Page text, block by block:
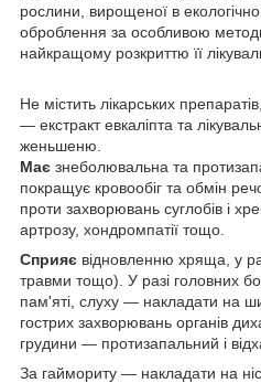
рослини, вирощеної в
оброблення за особливою
найкращому розкриттю її
Не містить лікарських
— екстракт евкаліпта та
женьшеню.
Має знеболювальна та
покращує кровообіг та обмін
проти захворювань суглобів і
артрозу, хондромпатії тощо.
Сприяє відновленню хряща, у
травми тощо). У разі головних
пам'яті, слуху — накладати на
гострих захворювань органів
грудини — протизапальний і
За гаймориту — накладати на ніс.